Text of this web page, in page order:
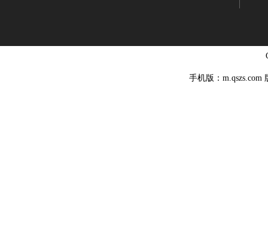
手机版：m.qszs.com